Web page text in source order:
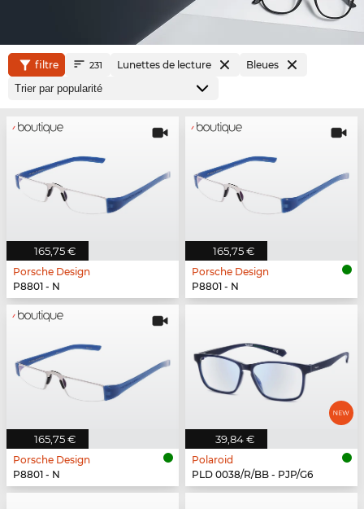
filtre 231 Lunettes de lecture Bleues
165,75 €
Porsche Design
P8801 - N
165,75 €
Porsche Design
P8801 - N
165,75 €
Porsche Design
P8801 - N
39,84 €
Polaroid
PLD 0038/R/BB - PJP/G6